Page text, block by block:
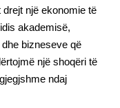
një ekonomie të
akademisë,
bizneseve që
një shoqëri të
ndaj